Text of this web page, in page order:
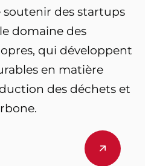
soutenir des startups
domaine des
qui développent
en matière
des déchets et